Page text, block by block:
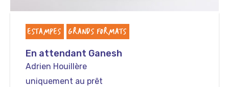
ESTAMPES GRANDS FORMATS
En attendant Ganesh
Adrien Houillère
uniquement au prêt